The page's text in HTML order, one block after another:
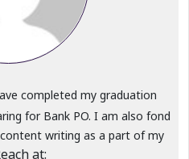
completed my graduation
for Bank PO. I am also fond
writing as a part of my
at: